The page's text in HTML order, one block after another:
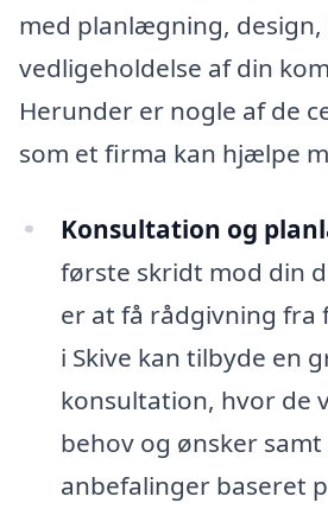
med planlægning,
vedligeholdelse af din
Herunder er nogle af de
som et firma kan hjælpe
Konsultation og
første skridt mod din
er at få rådgivning fra
i Skive kan tilbyde en
konsultation, hvor de
behov og ønsker samt
anbefalinger baseret